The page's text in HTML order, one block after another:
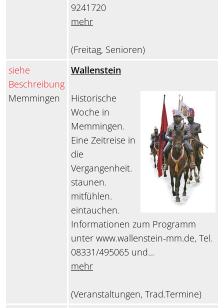
9241720
mehr
(Freitag, Senioren)
siehe
Beschreibung
Memmingen
Wallenstein
Historische
Woche in
Memmingen.
Eine Zeitreise in
die
Vergangenheit.
staunen.
mitfühlen.
eintauchen.
Informationen zum Programm
unter www.wallenstein-mm.de, Tel.
08331/495065 und...
mehr
(Veranstaltungen, Trad.Termine)